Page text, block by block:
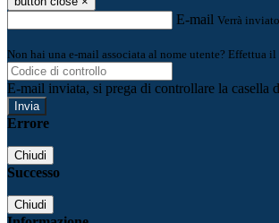
E-mail Verrà
Non hai una e-mail associata al nome utente? Effettua
E-mail inviata, si prega di controllare la casella
Errore
Chiudi
Successo
Chiudi